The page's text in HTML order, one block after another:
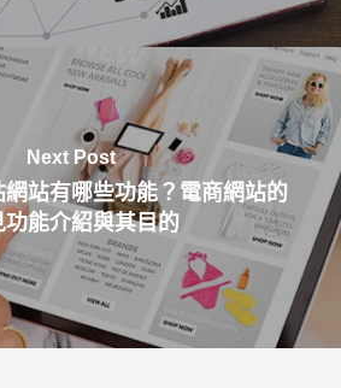
Next Post
站有哪些功能？電商網站的
功能介紹與其目的